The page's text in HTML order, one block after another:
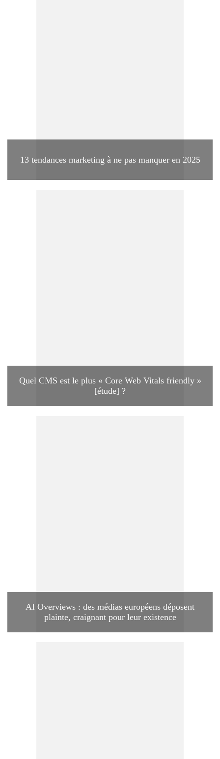
13 tendances marketing à ne pas manquer en 2025
Quel CMS est le plus « Core Web Vitals friendly »
[étude] ?
AI Overviews : des médias européens déposent
plainte, craignant pour leur existence